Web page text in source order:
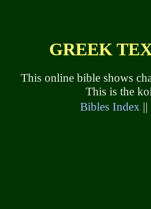
GREEK
This online bible shows
This is the
Bibles Index ||